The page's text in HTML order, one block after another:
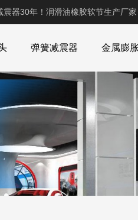
器30年！润滑油橡胶软节生产厂家
弹簧减震器 金属膨